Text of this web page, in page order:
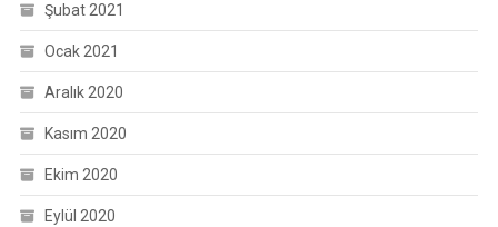
Şubat 2021
Ocak 2021
Aralık 2020
Kasım 2020
Ekim 2020
Eylül 2020